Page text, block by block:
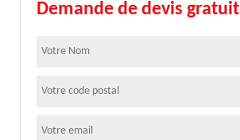
Demande de devis gratuit